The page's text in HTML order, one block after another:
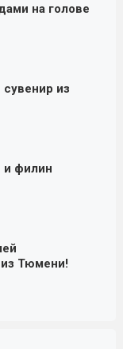
на голове
из
и филин
Тюмени!